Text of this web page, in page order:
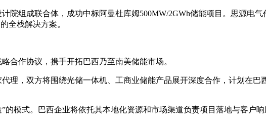
院组成联合体，成功中标阿曼杜库姆500MW/2GWh储能项目。思源电
全栈解决方案。
合作协议，携手开拓巴西乃至南美储能市场。
理，双方将围绕光储一体机、工商业储能产品展开深度合作，计划在
的模式。巴西企业将依托其本地化资源和市场渠道负责项目落地与客户